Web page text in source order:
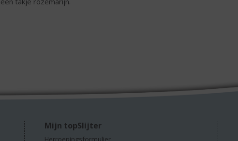
Mijn topSlijter
Herroepingsformulier